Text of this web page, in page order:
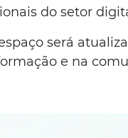
do setor
será
e na